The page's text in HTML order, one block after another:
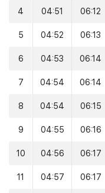
4 04:51 06:12
5 04:52 06:13
6 04:53 06:14
7 04:54 06:14
8 04:54 06:15
9 04:55 06:16
10 04:56 06:17
11 04:57 06:17